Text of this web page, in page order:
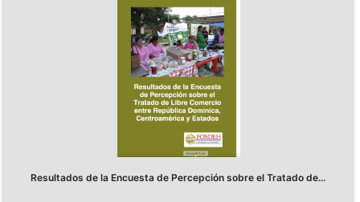
Resultados de la Encuesta de Percepción sobre el Tratado de...